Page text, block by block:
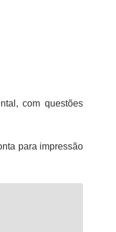
com questões
para impressão